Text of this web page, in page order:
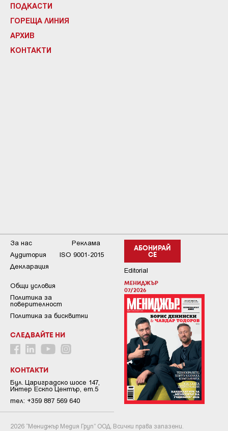
ПОДКАСТИ
ГОРЕЩА ЛИНИЯ
АРХИВ
КОНТАКТИ
АБОНИРАЙ
СЕ
Editorial
МЕНИДЖЪР
07/2026
За нас
Реклама
Аудитория
ISO 9001-2015
Декларация
Общи условия
Пoлитикa зa
пoвepитeлнocт
Политика за бисквитки
СЛЕДВАЙТЕ НИ
КОНТАКТИ
Бул. Цариградско шосе 147,
Интер Ескпо Център, ет.5
тел: +359 887 569 640
2026 “Мениджър Медия Груп” ООД. Всички права запазени.